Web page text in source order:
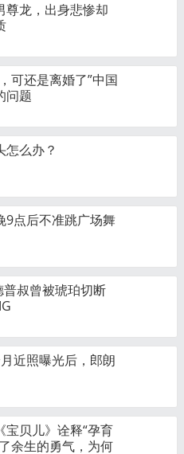
尊龙，出身悲惨却
可还是离婚了”中国
问题
怎么办？
9点后不准跳广场舞
叔曾被琥珀切断
近照曝光后，郎朗
宝贝儿》诠释“孕育
余生的勇气，为何